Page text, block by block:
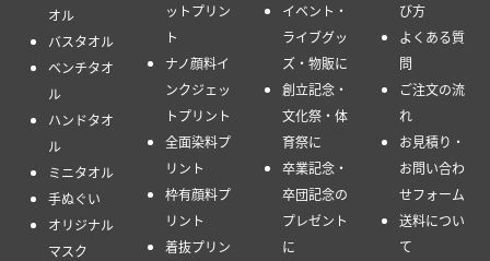
オル
バスタオル
ベンチタオ
ル
ハンドタオ
ル
ミニタオル
手ぬぐい
オリジナル
マスク
ットプリン
ト
ナノ顔料イ
ンクジェッ
トプリント
全面染料プ
リント
枠有顔料プ
リント
着抜プリン
イベント・
ライブグッ
ズ・物販に
創立記念・
文化祭・体
育祭に
卒業記念・
卒団記念の
プレゼント
に
び方
よくある質
問
ご注文の流
れ
お見積り・
お問い合わ
せフォーム
送料につい
て